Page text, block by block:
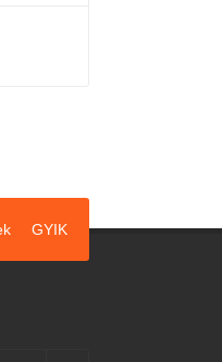
GYIK